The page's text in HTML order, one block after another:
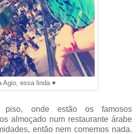
Agio, essa linda ♥
piso, onde estão os famosos
almoçado num restaurante árabe
então nem comemos nada.